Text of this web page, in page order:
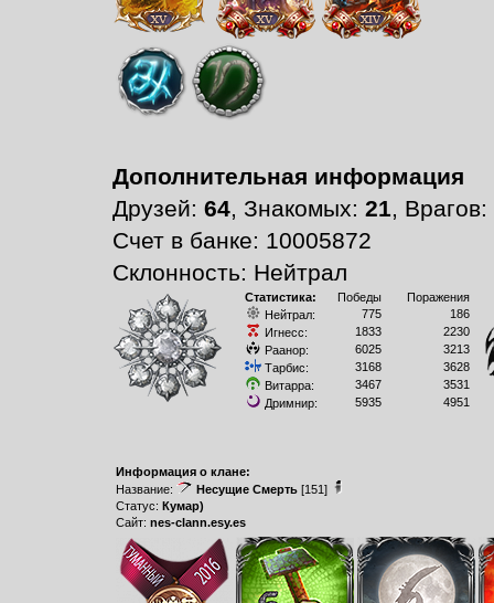
Дополнительная информация
Друзей: 64, Знакомых: 21, Врагов:
Счет в банке: 10005872
Склонность: Нейтрал
Статистика: Победы
Поражения
Нейтрал:
775
186
Игнесс:
1833
2230
Раанор:
6025
3213
Тарбис:
3168
3628
Витарра:
3467
3531
Дримнир:
5935 4951
Информация о клане:
Название:
Несущие Смерть[151]
Статус: Кумар)
Сайт: nes-clann.esy.es